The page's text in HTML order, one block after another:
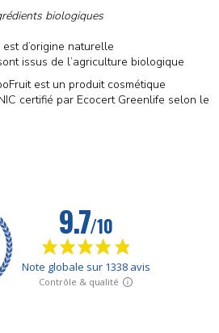
biologiques
d’origine naturelle
issus de l’agriculture biologique
est un produit cosmétique
certifié par Ecocert Greenlife selon le